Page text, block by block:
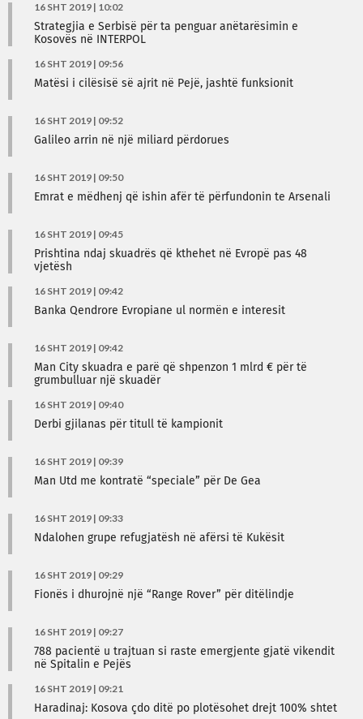
16 SHT 2019 | 10:02
Strategjia e Serbisë për ta penguar anëtarësimin e
Kosovës në INTERPOL
16 SHT 2019 | 09:56
Matësi i cilësisë së ajrit në Pejë, jashtë funksionit
16 SHT 2019 | 09:52
Galileo arrin në një miliard përdorues
16 SHT 2019 | 09:50
Emrat e mëdhenj që ishin afër të përfundonin te Arsenali
16 SHT 2019 | 09:45
Prishtina ndaj skuadrës që kthehet në Evropë pas 48
vjetësh
16 SHT 2019 | 09:42
Banka Qendrore Evropiane ul normën e interesit
16 SHT 2019 | 09:42
Man City skuadra e parë që shpenzon 1 mlrd € për të
grumbulluar një skuadër
16 SHT 2019 | 09:40
Derbi gjilanas për titull të kampionit
16 SHT 2019 | 09:39
Man Utd me kontratë “speciale” për De Gea
16 SHT 2019 | 09:33
Ndalohen grupe refugjatësh në afërsi të Kukësit
16 SHT 2019 | 09:29
Fionës i dhurojnë një “Range Rover” për ditëlindje
16 SHT 2019 | 09:27
788 pacientë u trajtuan si raste emergjente gjatë vikendit
në Spitalin e Pejës
16 SHT 2019 | 09:21
Haradinaj: Kosova çdo ditë po plotësohet drejt 100% shtet